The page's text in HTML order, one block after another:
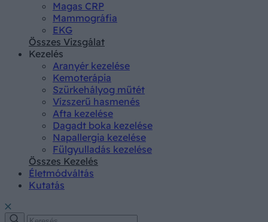
Magas CRP
Mammográfia
EKG
Összes Vizsgálat
Kezelés
Aranyér kezelése
Kemoterápia
Szürkehályog műtét
Vízszerű hasmenés
Afta kezelése
Dagadt boka kezelése
Napallergia kezelése
Fülgyulladás kezelése
Összes Kezelés
Életmódváltás
Kutatás